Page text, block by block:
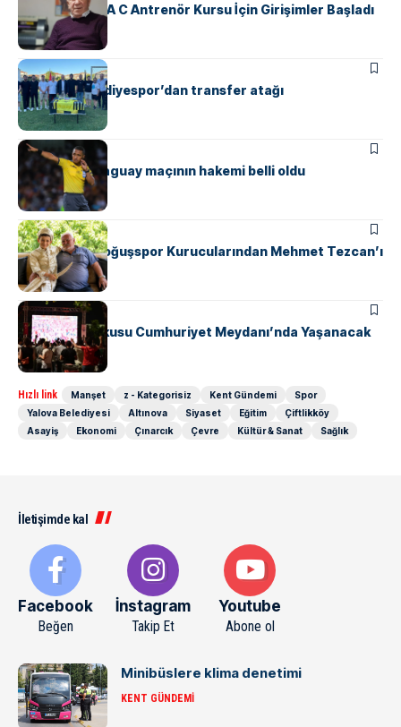
Yalova’da UEFA C Antrenör Kursu İçin Girişimler Başladı
ÇINARCIKSPOR
Çınarcık Belediyespor’dan transfer atağı
SPOR
Türkiye – Paraguay maçının hakemi belli oldu
SPOR
Safranyolu Doğuşspor Kurucularından Mehmet Tezcan’ı
Unutmadı
GÜNDEMSPOR
Milli Maç Coşkusu Cumhuriyet Meydanı’nda Yaşanacak
Hızlı link Manşet z - Kategorisiz Kent Gündemi
Spor
Yalova Belediyesi
Altınova Siyaset Eğitim
Çiftlikköy
Asayiş
Ekonomi Çınarcık Çevre Kültür & Sanat Sağlık
İletişimde kal
Facebook
Beğen
İnstagram
Takip Et
Youtube
Abone ol
Minibüslere klima denetimi
KENT GÜNDEMI